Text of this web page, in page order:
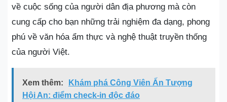
về cuộc sống của người dân địa phương mà còn
cung cấp cho bạn những trải nghiệm đa dạng, phong
phú về văn hóa ẩm thực và nghệ thuật truyền thống
của người Việt.
Xem thêm:
Khám phá Công Viên Ấn Tượng
Hội An: điểm check-in độc đáo